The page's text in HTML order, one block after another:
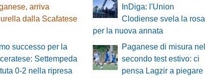
arriva
dalla Scafatese
InDiga: l'Union
Clodiense svela la rosa
per la nuova annata
successo per la
Settempeda
0-2 nella ripresa
Paganese di misura nel
secondo test estivo: ci
pensa Lagzir a piegare